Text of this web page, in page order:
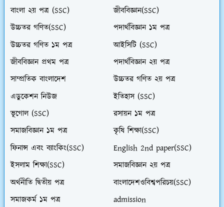
বাংলা ২য় পত্র (SSC)
জীববিজ্ঞান(SSC)
উচ্চতর গণিত(SSC)
পদার্থবিজ্ঞান ১ম পত্র
উচ্চতর গণিত ১ম পত্র
আইসিটি (SSC)
জীববিজ্ঞান প্রথম পত্র
পদার্থবিজ্ঞান ২য় পত্র
সাম্প্রতিক বাংলাদেশ
উচ্চতর গণিত ২য় পত্র
এডুকেশন নিউজ
ইতিহাস (SSC)
ভূগোল (SSC)
রসায়ন ১ম পত্র
সমাজবিজ্ঞান ১ম পত্র
কৃষি শিক্ষা(SSC)
ফিনান্স এবং ব্যাংকিং(SSC)
English 2nd paper(SSC)
ইসলাম শিক্ষা(SSC)
সমাজবিজ্ঞান ২য় পত্র
অর্থনীতি দ্বিতীয় পত্র
বাংলাদেশওবিশ্বপরিচয়(SSC)
সমাজকর্ম ১ম পত্র
admission